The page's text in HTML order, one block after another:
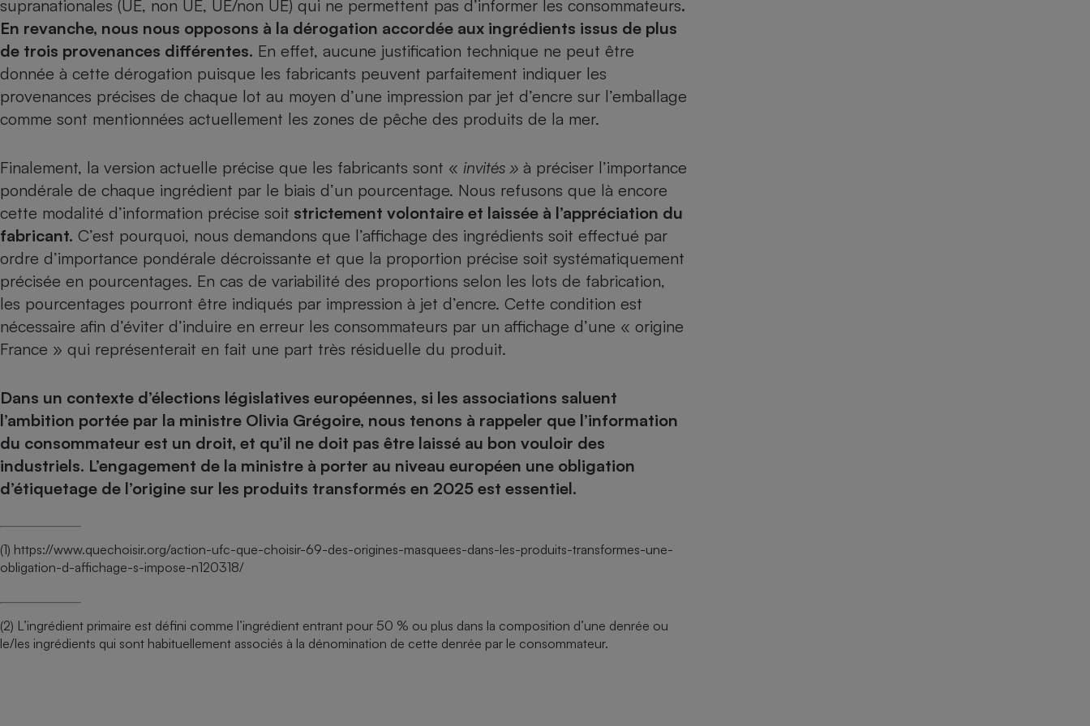
supranationales (UE, non UE, UE/non UE) qui ne permettent pas d’informer les consommateurs.
En revanche, nous nous opposons à la dérogation accordée aux ingrédients issus de plus
de trois provenances différentes. En effet, aucune justification technique ne peut être
donnée à cette dérogation puisque les fabricants peuvent parfaitement indiquer les
provenances précises de chaque lot au moyen d’une impression par jet d’encre sur l’emballage
comme sont mentionnées actuellement les zones de pêche des produits de la mer.
Finalement, la version actuelle précise que les fabricants sont « invités » à préciser l’importance
pondérale de chaque ingrédient par le biais d’un pourcentage. Nous refusons que là encore
cette modalité d’information précise soit strictement volontaire et laissée à l’appréciation du
fabricant. C’est pourquoi, nous demandons que l’affichage des ingrédients soit effectué par
ordre d’importance pondérale décroissante et que la proportion précise soit systématiquement
précisée en pourcentages. En cas de variabilité des proportions selon les lots de fabrication,
les pourcentages pourront être indiqués par impression à jet d’encre. Cette condition est
nécessaire afin d’éviter d’induire en erreur les consommateurs par un affichage d’une « origine
France » qui représenterait en fait une part très résiduelle du produit.
Dans un contexte d’élections législatives européennes, si les associations saluent
l’ambition portée par la ministre Olivia Grégoire, nous tenons à rappeler que l’information
du consommateur est un droit, et qu’il ne doit pas être laissé au bon vouloir des
industriels. L’engagement de la ministre à porter au niveau européen une obligation
d’étiquetage de l’origine sur les produits transformés en 2025 est essentiel.
(1) https://www.quechoisir.org/action-ufc-que-choisir-69-des-origines-masquees-dans-les-produits-transformes-une-
obligation-d-affichage-s-impose-n120318/
(2) L’ingrédient primaire est défini comme l’ingrédient entrant pour 50 % ou plus dans la composition d’une denrée ou
le/les ingrédients qui sont habituellement associés à la dénomination de cette denrée par le consommateur.​​